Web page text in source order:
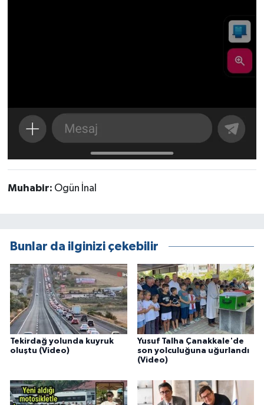
Muhabir: Ogün İnal
Bunlar da ilginizi çekebilir
Tekirdağ yolunda kuyruk
oluştu (Video)
Yusuf Talha Çanakkale'de
son yolculuğuna uğurlandı
(Video)